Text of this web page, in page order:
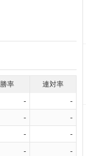
勝率 連対率
-
-
-
-
-
-
- -